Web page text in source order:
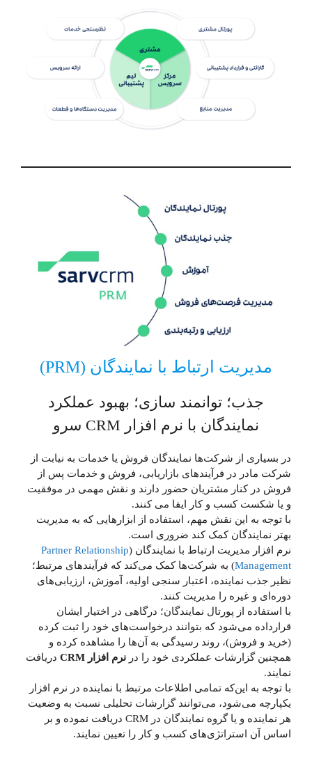
مدیریت ارتباط با نمایندگان (PRM)
جذب؛ توانمند سازی؛ بهبود عملکرد
نمایندگان با نرم افزار CRM سرو
در بسیاری از شرکت‌ها نمایندگان فروش یا خدمات به نیابت از
شرکت مادر در فرآیند‌های بازاریابی، فروش و خدمات پس از
فروش در کنار مشتریان حضور دارند و نقش مهمی در موفقیت
و یا شکست کسب و کار ایفا می کنند.
با توجه به این نقش مهم، استفاده از ابزار‌هایی که به مدیریت
بهتر نمایندگان کمک کند ضروری است.
نرم افزار مدیریت ارتباط با نمایندگان (Partner Relationship
Management) به شرکت‌ها کمک می‌کند که فرآیند‌های مرتبط؛
نظیر جذب نماینده، اعتبار سنجی اولیه، آموزش، ارزیابی‌های
دوره‌ای و غیره را مدیریت کنند.
با استفاده از پورتال نمایندگان؛ در‌گاهی در اختیار ایشان
قرارداده می‌شود که بتوانند درخواست‌های خود را ثبت کرده
(خرید و فروش)، روند رسیدگی به آن‌ها را مشاهده کرده و
همچنین گزارشات عملکردی خود را در نرم افزار CRM
دریافت
نمایند.
با توجه به این‌که تمامی اطلاعات مرتبط با نماینده در نرم افزار
یکپارچه می‌شود، می‌توانند گزارشات تحلیلی نسبت به وضعیت
هر نماینده و یا گروه نمایندگان در CRM دریافت نموده و بر
اساس آن استراتژی‌های کسب و کار را تعیین نمایند.